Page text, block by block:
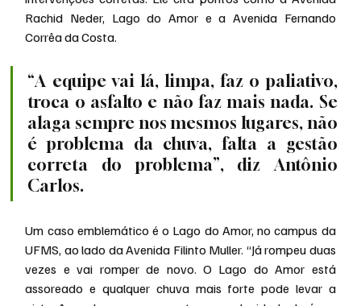
Rachid Neder, Lago do Amor e a Avenida Fernando
Corrêa da Costa.
“A equipe vai lá, limpa, faz o paliativo,
troca o asfalto e não faz mais nada. Se
alaga sempre nos mesmos lugares, não
é problema da chuva, falta a gestão
correta do problema”, diz Antônio
Carlos.
Um caso emblemático é o Lago do Amor, no campus da
UFMS, ao lado da Avenida Filinto Muller. “Já rompeu duas
vezes e vai romper de novo. O Lago do Amor está
assoreado e qualquer chuva mais forte pode levar a